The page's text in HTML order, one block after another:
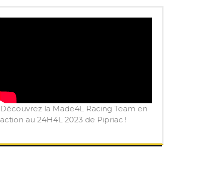
Découvrez la Made4L Racing Team en
action au 24H4L 2023 de Pipriac !